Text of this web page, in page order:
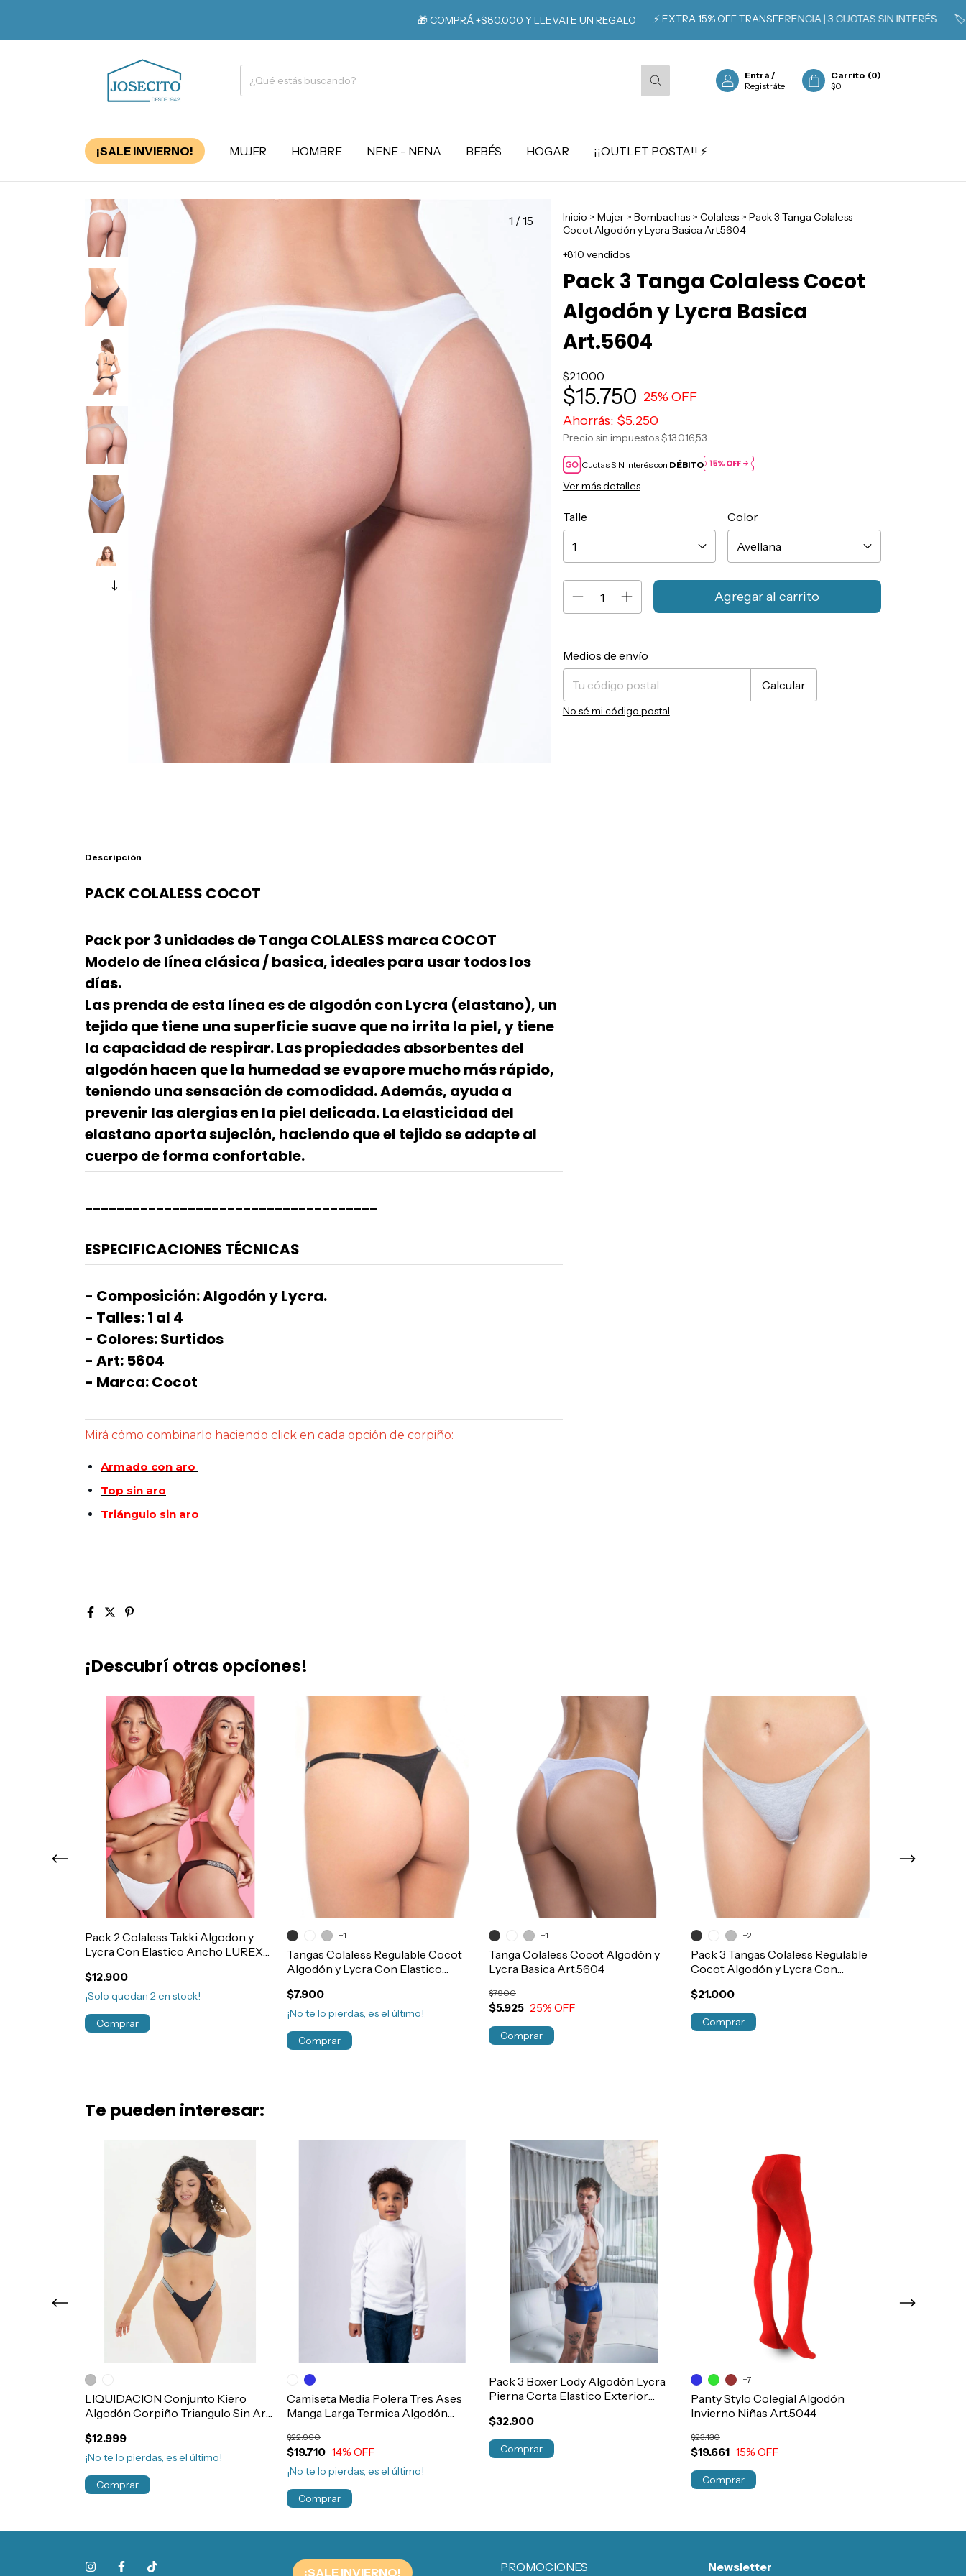
🎁 COMPRÁ +$80.000 Y LLEVATE UN REGALO ⚡️ EXTRA 15% OFF TRANSFERENCIA | 3 CUOTAS SIN INTERÉS 🏷️ SOCIOS
Entrá /
Registráte
Carrito (0)
$0
¡SALE INVIERNO! MUJER HOMBRE NENE - NENA BEBÉS HOGAR ¡¡OUTLET POSTA!! ⚡️
1 / 15 Inicio > Mujer > Bombachas > Colaless > Pack 3 Tanga Colaless
Cocot Algodón y Lycra Basica Art.5604
+810 vendidos
Pack 3 Tanga Colaless Cocot
Algodón y Lycra Basica
Art.5604
$21.000
$15.750 25% OFF
Ahorrás: $5.250
Precio sin impuestos$13.016,53
Cuotas SIN interés con DÉBITO
Ver más detalles
Talle Color
Entregas para el CP:
Medios de envío
Calcular
No sé mi código postal
Descripción
PACK COLALESS COCOT
Pack por 3 unidades de Tanga COLALESS marca COCOT
Modelo de línea clásica / basica, ideales para usar todos los
días.
Las prenda de esta línea es de algodón con Lycra (elastano), un
tejido que tiene una superficie suave que no irrita la piel, y tiene
la capacidad de respirar. Las propiedades absorbentes del
algodón hacen que la humedad se evapore mucho más rápido,
teniendo una sensación de comodidad. Además, ayuda a
prevenir las alergias en la piel delicada. La elasticidad del
elastano aporta sujeción, haciendo que el tejido se adapte al
cuerpo de forma confortable.
ESPECIFICACIONES TÉCNICAS
- Composición: Algodón y Lycra.
- Talles: 1 al 4
- Colores: Surtidos
- Art: 5604
- Marca: Cocot
Mirá cómo combinarlo haciendo click en cada opción de corpiño:
Armado con aro
Top sin aro
Triángulo sin aro
¡Descubrí otras opciones!
Pack 2 Colaless Takki Algodon y
Lycra Con Elastico Ancho LUREX
$12.900
¡Solo quedan 2 en stock!
Comprar
Tangas Colaless Regulable Cocot
Algodón y Lycra Con Elastico
$7.900
¡No te lo pierdas, es el último!
+1
Comprar
Tanga Colaless Cocot Algodón y
Lycra Basica Art.5604
$5.925
$7.900
25% OFF
+1
Comprar
Pack 3 Tangas Colaless Regulable
Cocot Algodón y Lycra Con
$21.000
+2
Comprar
Te pueden interesar:
LIQUIDACION Conjunto Kiero
Algodón Corpiño Triangulo Sin Aro
$12.999
¡No te lo pierdas, es el último!
Comprar
Camiseta Media Polera Tres Ases
Manga Larga Termica Algodón
$19.710
$22.990
14% OFF
¡No te lo pierdas, es el último!
Comprar
Pack 3 Boxer Lody Algodón Lycra
Pierna Corta Elastico Exterior
$32.900
Comprar
Panty Stylo Colegial Algodón
Invierno Niñas Art.5044
$19.661
$23.130
15% OFF
+7
Comprar
¡SALE INVIERNO! PROMOCIONES Newsletter